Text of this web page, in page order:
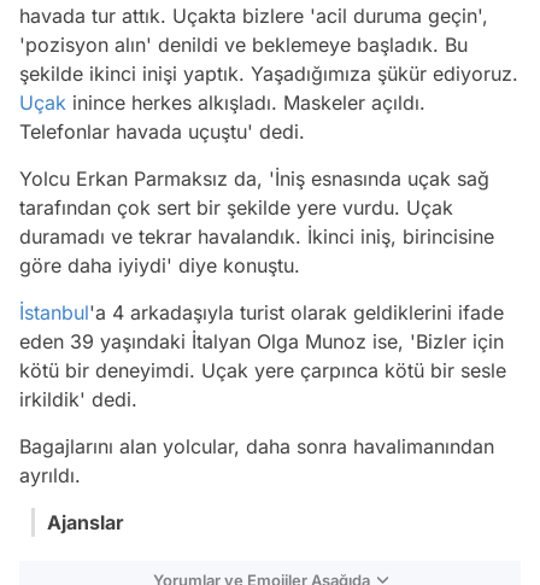
havada tur attık. Uçakta bizlere 'acil duruma geçin',
'pozisyon alın' denildi ve beklemeye başladık. Bu
şekilde ikinci inişi yaptık. Yaşadığımıza şükür ediyoruz.
Uçak inince herkes alkışladı. Maskeler açıldı.
Telefonlar havada uçuştu' dedi.
Yolcu Erkan Parmaksız da, 'İniş esnasında uçak sağ
tarafından çok sert bir şekilde yere vurdu. Uçak
duramadı ve tekrar havalandık. İkinci iniş, birincisine
göre daha iyiydi' diye konuştu.
İstanbul'a 4 arkadaşıyla turist olarak geldiklerini ifade
eden 39 yaşındaki İtalyan Olga Munoz ise, 'Bizler için
kötü bir deneyimdi. Uçak yere çarpınca kötü bir sesle
irkildik' dedi.
Bagajlarını alan yolcular, daha sonra havalimanından
ayrıldı.
Ajanslar
Yorumlar ve Emojiler Aşağıda